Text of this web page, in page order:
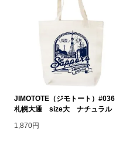
JIMOTOTE（ジモトート）#036
札幌大通 size大 ナチュラル
1,870円